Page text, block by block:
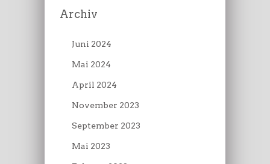
Archiv
Juni 2024
Mai 2024
April 2024
November 2023
September 2023
Mai 2023